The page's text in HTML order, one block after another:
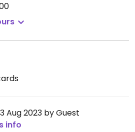
Aug 2023 by Guest
info